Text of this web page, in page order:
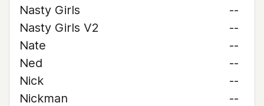
Nasty Girls
--
Nasty Girls V2
--
Nate
--
Ned
--
Nick
--
Nickman
--